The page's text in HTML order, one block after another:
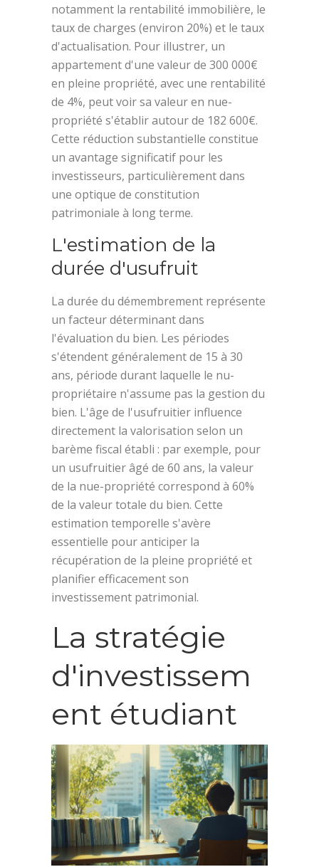
notamment la rentabilité immobilière, le
taux de charges (environ 20%) et le taux
d'actualisation. Pour illustrer, un
appartement d'une valeur de 300 000€
en pleine propriété, avec une rentabilité
de 4%, peut voir sa valeur en nue-
propriété s'établir autour de 182 600€.
Cette réduction substantielle constitue
un avantage significatif pour les
investisseurs, particulièrement dans
une optique de constitution
patrimoniale à long terme.
L'estimation de la
durée d'usufruit
La durée du démembrement représente
un facteur déterminant dans
l'évaluation du bien. Les périodes
s'étendent généralement de 15 à 30
ans, période durant laquelle le nu-
propriétaire n'assume pas la gestion du
bien. L'âge de l'usufruitier influence
directement la valorisation selon un
barème fiscal établi : par exemple, pour
un usufruitier âgé de 60 ans, la valeur
de la nue-propriété correspond à 60%
de la valeur totale du bien. Cette
estimation temporelle s'avère
essentielle pour anticiper la
récupération de la pleine propriété et
planifier efficacement son
investissement patrimonial.
La stratégie
d'investissem
ent étudiant